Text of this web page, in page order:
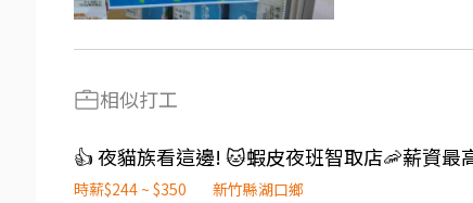
相似打工
時薪$244 ~ $350
新竹縣湖口鄉